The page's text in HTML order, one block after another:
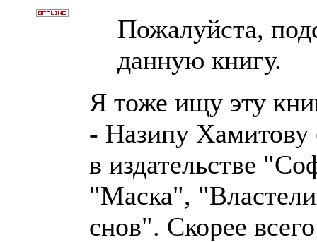
Пожалуйста,
данную книгу.
Я тоже ищу эту
- Назипу Хамитову
в издательстве
"Маска",
снов". Скорее